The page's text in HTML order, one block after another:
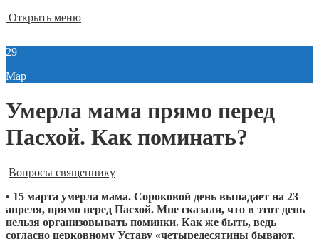
Открыть меню
29
Мар
Умерла мама прямо перед
Пасхой. Как поминать?
Вопросы священнику
• 15 марта умерла мама. Сороковой день выпадает на 23
апреля, прямо перед Пасхой. Мне сказали, что в этот день
нельзя организовывать поминки. Как же быть, ведь
согласно церковному Уставу «четыредесятины бывают,